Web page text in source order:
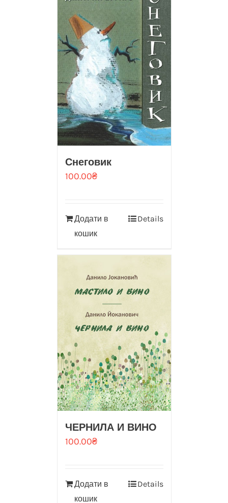
Снеговик
100.00₴
Додати в
кошик
Details
ЧЕРНИЛА И ВИНО
100.00₴
Додати в
кошик
Details